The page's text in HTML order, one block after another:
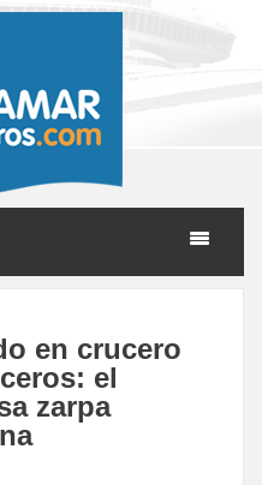
en crucero
el
zarpa